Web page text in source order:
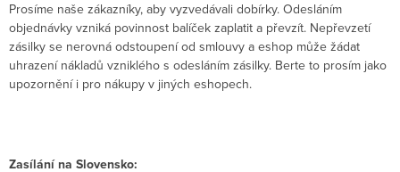
Prosíme naše zákazníky, aby vyzvedávali dobírky. Odesláním
objednávky vzniká povinnost balíček zaplatit a převzít. Nepřevzetí
zásilky se nerovná odstoupení od smlouvy a eshop může žádat
uhrazení nákladů vzniklého s odesláním zásilky. Berte to prosím jako
upozornění i pro nákupy v jiných eshopech.
Zasílání na Slovensko: